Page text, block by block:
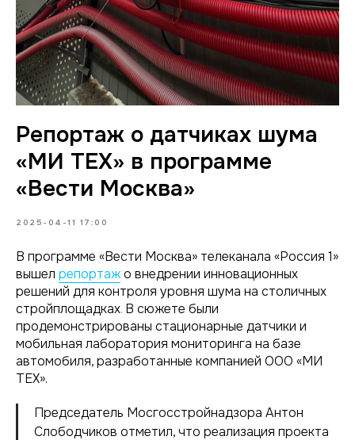
Репортаж о датчиках шума
«МИ ТЕХ» в программе
«Вести Москва»
2025-04-11 17:00
В программе «Вести Москва» телеканала «Россия 1»
вышел репортажо внедрении инновационных
решений для контроля уровня шума на столичных
стройплощадках. В сюжете были
продемонстрированы стационарные датчики и
мобильная лаборатория мониторинга на базе
автомобиля, разработанные компанией ООО «МИ
ТЕХ».
Председатель Мосгосстройнадзора Антон
Слободчиков отметил, что реализация проекта